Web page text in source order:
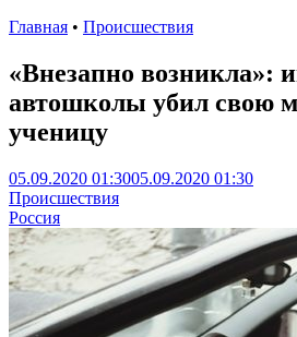
Главная • Происшествия
«Внезапно возникла»:
автошколы убил свою
ученицу
05.09.2020 01:3005.09.2020 01:30
Происшествия
Россия